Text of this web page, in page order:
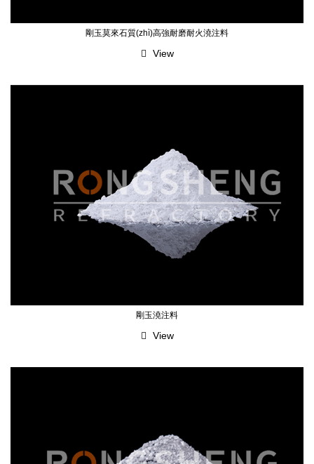
剛玉莫來石質(zhì)高強耐磨耐火澆注料
View
剛玉澆注料
View